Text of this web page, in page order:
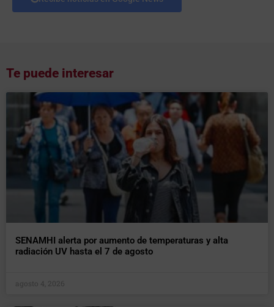
Te puede interesar
SENAMHI alerta por aumento de temperaturas y alta
radiación UV hasta el 7 de agosto
agosto 4, 2026